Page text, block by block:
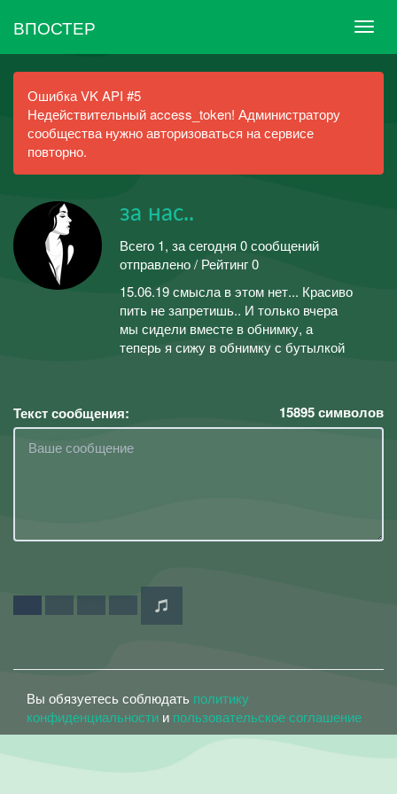
ВПОСТЕР
Ошибка VK API #5
Недействительный access_token! Администратору
сообщества нужно авторизоваться на сервисе
повторно.
за нас..
Всего 1, за сегодня 0 сообщений
отправлено / Рейтинг 0
15.06.19 смысла в этом нет... Красиво
пить не запретишь.. И только вчера
мы сидели вместе в обнимку, а
теперь я сижу в обнимку с бутылкой
Текст сообщения: 15895символов
Вы обязуетесь соблюдать политику
конфиденциальности и пользовательское соглашение